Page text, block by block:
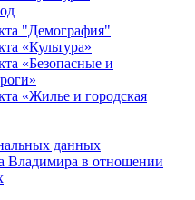
"Демография"
«Культура»
«Безопасные и
«Жилье и городская
данных
Владимира в отношении